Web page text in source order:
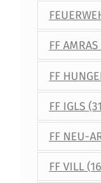
FF AMRAS
FF
FF IGLS
FF NEU-
FF VILL